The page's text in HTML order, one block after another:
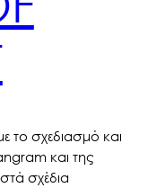
το σχεδιασμό και
και της
σχέδια